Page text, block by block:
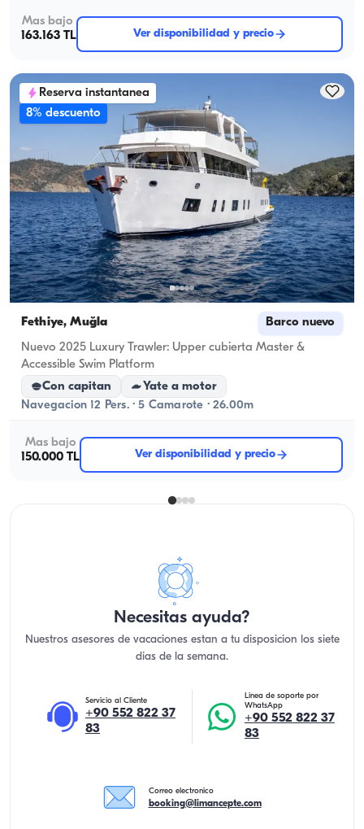
Mas bajo
163.163 TL
Ver disponibilidad y precio
Reserva instantanea
8% descuento
Fethiye, Muğla Barco nuevo
Nuevo 2025 Luxury Trawler: Upper cubierta Master &
Accessible Swim Platform
Con capitan
Yate a motor
Navegacion 12 Pers. · 5 Camarote · 26.00m
Mas bajo
150.000 TL
Ver disponibilidad y precio
Necesitas ayuda?
Nuestros asesores de vacaciones estan a tu disposicion los siete
dias de la semana.
Servicio al Cliente
+90 552 822 37
83
Linea de soporte por
WhatsApp
+90 552 822 37
83
Correo electronico
booking@limancepte.com